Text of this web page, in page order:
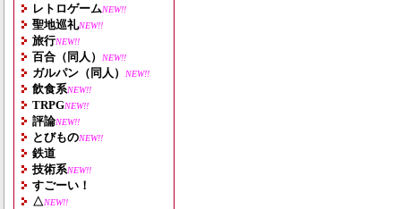
レトロゲームNEW!!
聖地巡礼NEW!!
旅行NEW!!
百合（同人） NEW!!
ガルパン（同人） NEW!!
飲食系NEW!!
TRPGNEW!!
評論NEW!!
とびものNEW!!
鉄道
技術系NEW!!
すごーい！
△NEW!!